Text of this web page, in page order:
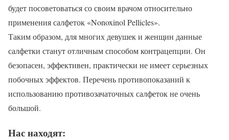
будет посоветоваться со своим врачом относительно
применения салфеток «Nonoxinol Pellicles».
Таким образом, для многих девушек и женщин данные
салфетки станут отличным способом контрацепции. Он
безопасен, эффективен, практически не имеет серьезных
побочных эффектов. Перечень противопоказаний к
использованию противозачаточных салфеток не очень
большой.
Нас находят: